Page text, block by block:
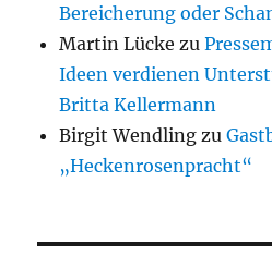
Bereicherung oder
Martin Lücke zu
Ideen verdienen
Britta Kellermann
Birgit Wendling zu
„Heckenrosenpracht“